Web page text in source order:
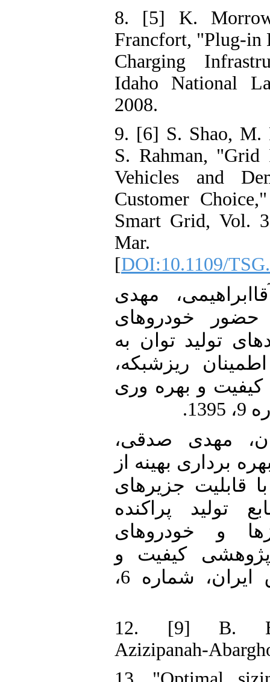
8. [5] K.
Francfort, "Plug-in
Charging
Idaho National
2008.
9. [6] S. Shao, M.
S. Rahman,
Vehicles and
Customer
Smart Grid, Vol.
Mar.
[DOI:10.1109/
مهدی
حضور خودروهای
تولید توان به
ریزشبکه،
و بهره وری
مهدی صدقی،
برداری بهینه از
قابلیت جزیره‏ای
تولید پراکنده
و خودروهای
کیفیت و
بهره وری صنعت برق ایران، شماره 6،
12. [9] B.
Azizipanah-